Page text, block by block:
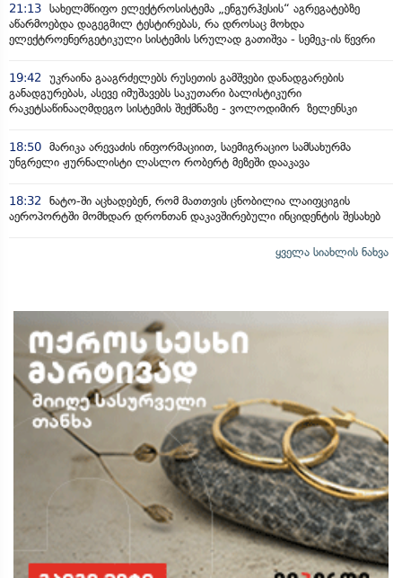
21:13 სახელმწიფო ელექტროსისტემა „ენგურჰესის“ აგრეგატებზე
აწარმოებდა დაგეგმილ ტესტირებას, რა დროსაც მოხდა
ელექტროენერგეტიკული სისტემის სრულად გათიშვა - სემეკ-ის წევრი
19:42
უკრაინა გააგრძელებს რუსეთის გამშვები დანადგარების
განადგურებას, ასევე იმუშავებს საკუთარი ბალისტიკური
რაკეტსაწინააღმდეგო სისტემის შექმნაზე - ვოლოდიმირ ზელენსკი
18:50 მარიკა არევაძის ინფორმაციით, საემიგრაციო სამსახურმა
უნგრელი ჟურნალისტი ლასლო რობერტ მეზეში დააკავა
18:32
ნატო-ში აცხადებენ, რომ მათთვის ცნობილია ლაიფციგის
აეროპორტში მომხდარ დრონთან დაკავშირებული ინციდენტის შესახებ
ყველა სიახლის ნახვა